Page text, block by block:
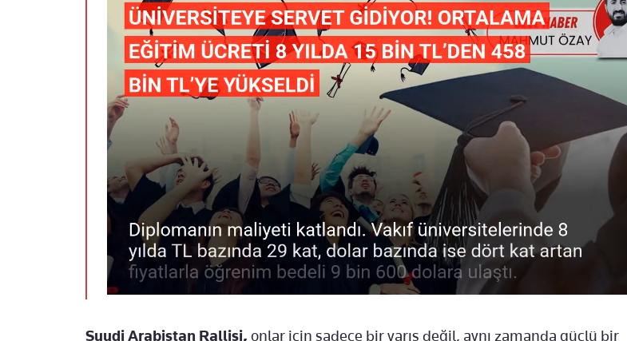
Suudi Arabistan Rallisi, onlar için sadece bir yarış değil, aynı zamanda güçlü bir